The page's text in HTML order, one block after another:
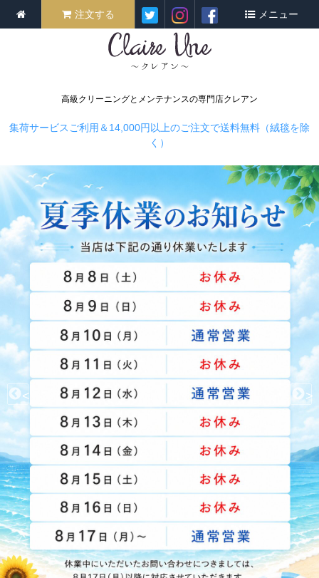
高級クリーニングとメンテナンスの専門店クレアン
注文する メニュー
集荷サービスご利用＆14,000円以上のご注文で送料無料（絨毯を除
く）
< >